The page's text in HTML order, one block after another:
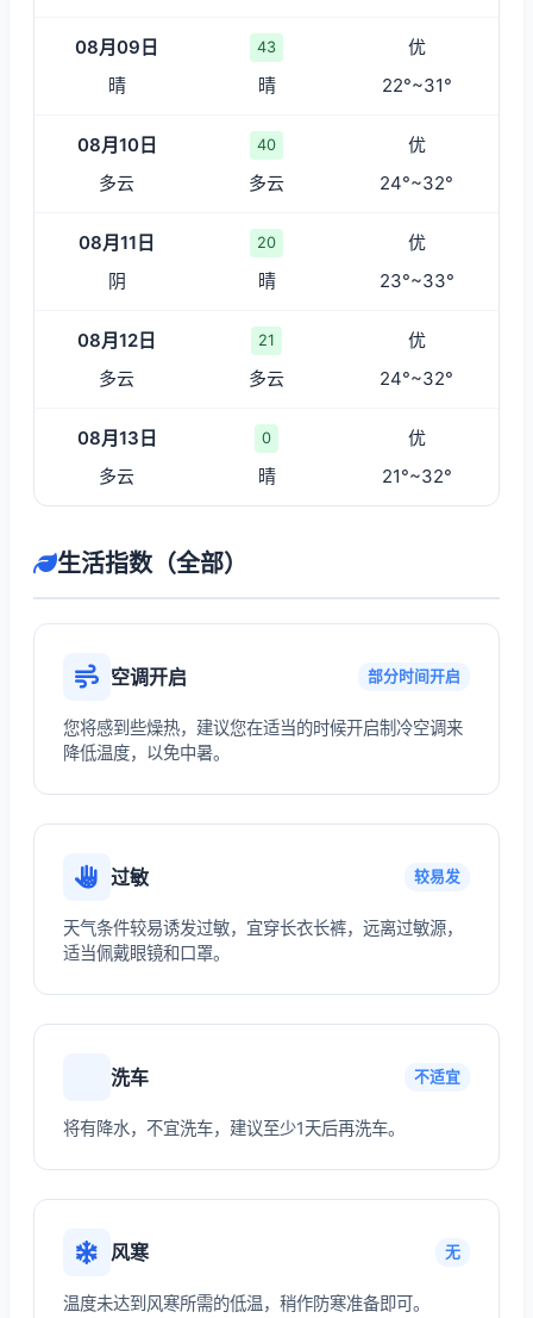
08月09日 43
优
晴
晴 22°~31°
08月10日 40
优
多云
多云 24°~32°
08月11日 20
优
阴
晴 23°~33°
08月12日 21
优
多云
多云 24°~32°
08月13日 0
优
多云
晴 21°~32°
生活指数（全部）
空调开启 部分时间开启
您将感到些燥热，建议您在适当的时候开启制冷空调来
降低温度，以免中暑。
过敏 较易发
天气条件较易诱发过敏，宜穿长衣长裤，远离过敏源，
适当佩戴眼镜和口罩。
洗车 不适宜
将有降水，不宜洗车，建议至少1天后再洗车。
风寒 无
温度未达到风寒所需的低温，稍作防寒准备即可。